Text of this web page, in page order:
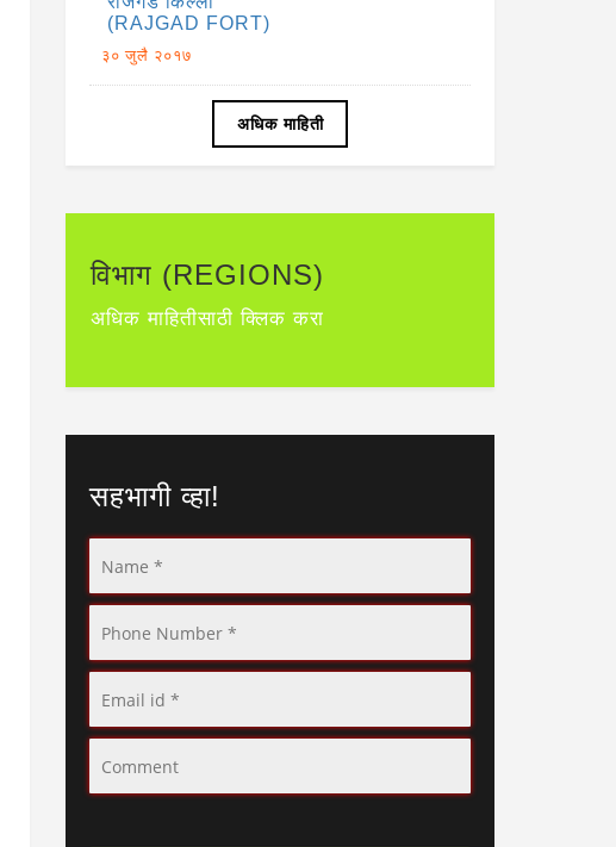
(RAJGAD FORT)
३० जुलै २०१७
अधिक माहिती
विभाग (REGIONS)
अधिक माहितीसाठी क्लिक करा
सहभागी व्हा!